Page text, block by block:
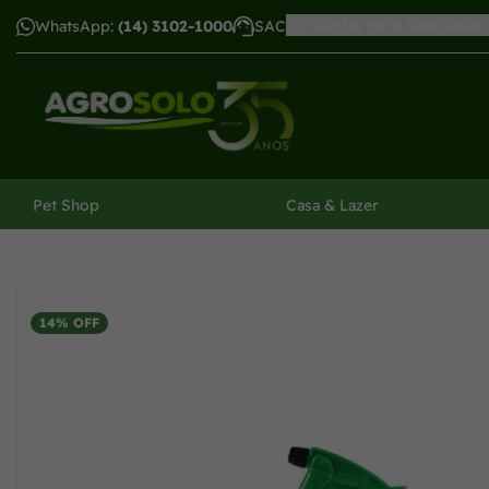
WhatsApp: (14) 3102-1000 SAC
Pet Shop Casa & Lazer
menu
14% OFF